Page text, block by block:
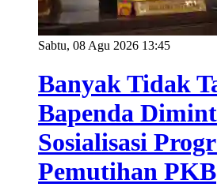
Sabtu, 08 Agu 2026 13:45
Banyak Tidak
Bapenda
Sosialisasi
Pemutihan PKB